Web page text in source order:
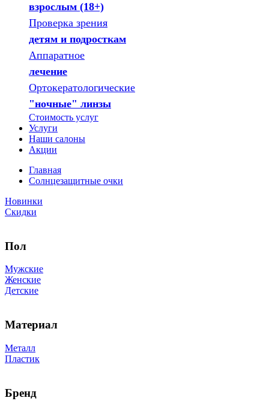
взрослым (18+)
Проверка зрения
детям и подросткам
Аппаратное
лечение
Ортокератологические
"ночные" линзы
Стоимость услуг
Услуги
Наши салоны
Акции
Главная
Солнцезащитные очки
Новинки
Скидки
Пол
Мужские
Женские
Детские
Материал
Металл
Пластик
Бренд